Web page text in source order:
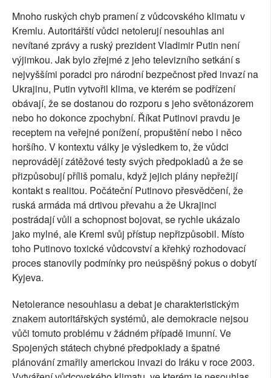
Mnoho ruských chyb pramení z vůdcovského klimatu v
Kremlu. Autoritářští vůdci netolerují nesouhlas ani
nevítané zprávy a ruský prezident Vladimir Putin není
výjimkou. Jak bylo zřejmé z jeho televizního setkání s
nejvyššími poradci pro národní bezpečnost před invazí na
Ukrajinu, Putin vytvořil klima, ve kterém se podřízení
obávají, že se dostanou do rozporu s jeho světonázorem
nebo ho dokonce zpochybní. Říkat Putinovi pravdu je
receptem na veřejné ponížení, propuštění nebo i něco
horšího. V kontextu války je výsledkem to, že vůdci
neprovádějí zátěžové testy svých předpokladů a že se
přizpůsobují příliš pomalu, když jejich plány nepřežijí
kontakt s realitou. Počáteční Putinovo přesvědčení, že
ruská armáda má drtivou převahu a že Ukrajinci
postrádají vůli a schopnost bojovat, se rychle ukázalo
jako mylné, ale Kreml svůj přístup nepřizpůsobil. Místo
toho Putinovo toxické vůdcovství a křehký rozhodovací
proces stanovily podmínky pro neúspěšný pokus o dobytí
Kyjeva.
Netolerance nesouhlasu a debat je charakteristickým
znakem autoritářských systémů, ale demokracie nejsou
vůči tomuto problému v žádném případě imunní. Ve
Spojených státech chybné předpoklady a špatné
plánování zmařily americkou invazi do Iráku v roce 2003.